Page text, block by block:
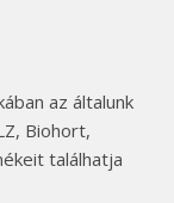
az általunk
Biohort,
találhatja